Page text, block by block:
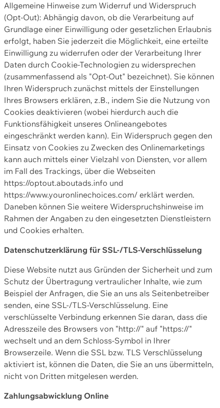
Allgemeine Hinweise zum Widerruf und Widerspruch
(Opt-Out): Abhängig davon, ob die Verarbeitung auf
Grundlage einer Einwilligung oder gesetzlichen Erlaubnis
erfolgt, haben Sie jederzeit die Möglichkeit, eine erteilte
Einwilligung zu widerrufen oder der Verarbeitung Ihrer
Daten durch Cookie-Technologien zu widersprechen
(zusammenfassend als "Opt-Out" bezeichnet). Sie können
Ihren Widerspruch zunächst mittels der Einstellungen
Ihres Browsers erklären, z.B., indem Sie die Nutzung von
Cookies deaktivieren (wobei hierdurch auch die
Funktionsfähigkeit unseres Onlineangebotes
eingeschränkt werden kann). Ein Widerspruch gegen den
Einsatz von Cookies zu Zwecken des Onlinemarketings
kann auch mittels einer Vielzahl von Diensten, vor allem
im Fall des Trackings, über die Webseiten
https://optout.aboutads.info und
https://www.youronlinechoices.com/ erklärt werden.
Daneben können Sie weitere Widerspruchshinweise im
Rahmen der Angaben zu den eingesetzten Dienstleistern
und Cookies erhalten.
Datenschutzerklärung für SSL-/TLS-Verschlüsselung
Diese Website nutzt aus Gründen der Sicherheit und zum
Schutz der Übertragung vertraulicher Inhalte, wie zum
Beispiel der Anfragen, die Sie an uns als Seitenbetreiber
senden, eine SSL-/TLS-Verschlüsselung. Eine
verschlüsselte Verbindung erkennen Sie daran, dass die
Adresszeile des Browsers von "http://" auf "https://"
wechselt und an dem Schloss-Symbol in Ihrer
Browserzeile. Wenn die SSL bzw. TLS Verschlüsselung
aktiviert ist, können die Daten, die Sie an uns übermitteln,
nicht von Dritten mitgelesen werden.
Zahlungsabwicklung Online